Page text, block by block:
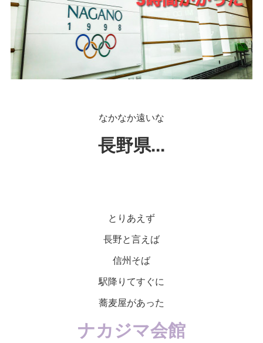
なかなか遠いな
長野県...
とりあえず
長野と言えば
信州そば
駅降りてすぐに
蕎麦屋があった
ナカジマ会館